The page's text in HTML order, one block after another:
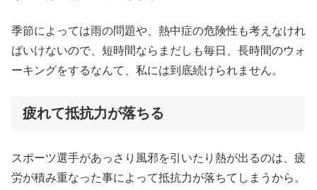
季節によっては雨の問題や、熱中症の危険性も考えなけれ
ばいけないので、短時間ならまだしも毎日、長時間のウォ
ーキングをするなんて、私には到底続けられません。
疲れて抵抗力が落ちる
スポーツ選手があっさり風邪を引いたり熱が出るのは、疲
労が積み重なった事によって抵抗力が落ちてしまうから。